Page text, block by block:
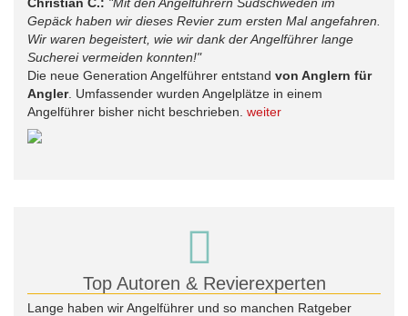
Gepäck haben wir dieses Revier zum ersten Mal angefahren.
Wir waren begeistert, wie wir dank der Angelführer lange
Sucherei vermeiden konnten!"
Die neue Generation Angelführer entstand von Anglern für
Angler. Umfassender wurden Angelplätze in einem
Angelführer bisher nicht beschrieben. weiter
Top Autoren & Revierexperten
Lange haben wir Angelführer und so manchen Ratgeber